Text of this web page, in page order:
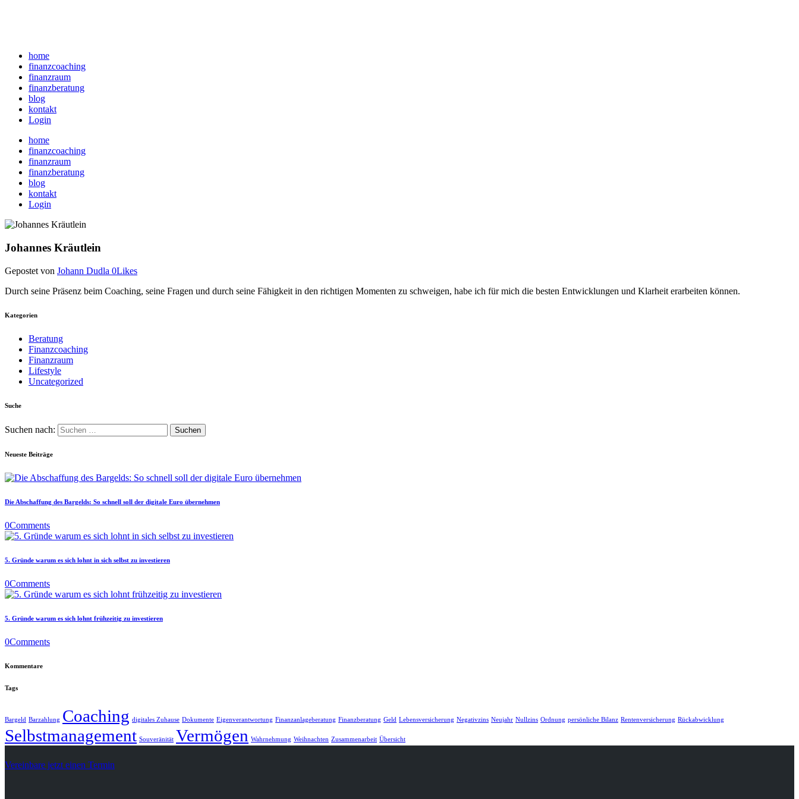
home
finanzcoaching
finanzraum
finanzberatung
blog
kontakt
Login
home
finanzcoaching
finanzraum
finanzberatung
blog
kontakt
Login
Johannes Kräutlein
Gepostet von Johann Dudla 0Likes
Durch seine Präsenz beim Coaching, seine Fragen und durch seine Fähigkeit in den richtigen Momenten zu schweigen, habe ich für mich die besten Entwicklungen und Klarheit erarbeiten können.
Kategorien
Beratung
Finanzcoaching
Finanzraum
Lifestyle
Uncategorized
Suche
Suchen nach:
Neueste Beiträge
Die Abschaffung des Bargelds: So schnell soll der digitale Euro übernehmen
0Comments
5. Gründe warum es sich lohnt in sich selbst zu investieren
0Comments
5. Gründe warum es sich lohnt frühzeitig zu investieren
0Comments
Kommentare
Tags
Bargeld Barzahlung Coaching digitales Zuhause Dokumente Eigenverantwortung Finanzanlageberatung Finanzberatung Geld Lebensversicherung Negativzins Neujahr Nullzins Ordnung persönliche Bilanz Rentenversicherung Rückabwicklung
Selbstmanagement Souveränität Vermögen Wahrnehmung Weihnachten Zusammenarbeit Übersicht
Vereinbare jetzt einen Termin